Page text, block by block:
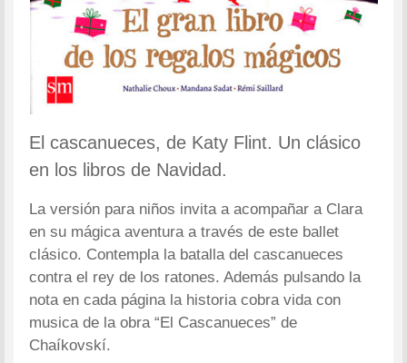
El cascanueces, de Katy Flint. Un clásico
en los libros de Navidad.
La versión para niños invita a acompañar a Clara
en su mágica aventura a través de este ballet
clásico. Contempla la batalla del cascanueces
contra el rey de los ratones. Además pulsando la
nota en cada página la historia cobra vida con
musica de la obra “El Cascanueces” de
Chaíkovskí.